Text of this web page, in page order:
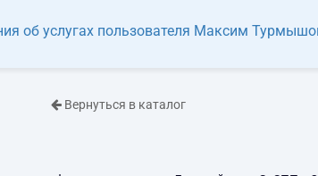
об услугах пользователя Максим
Вернуться в каталог